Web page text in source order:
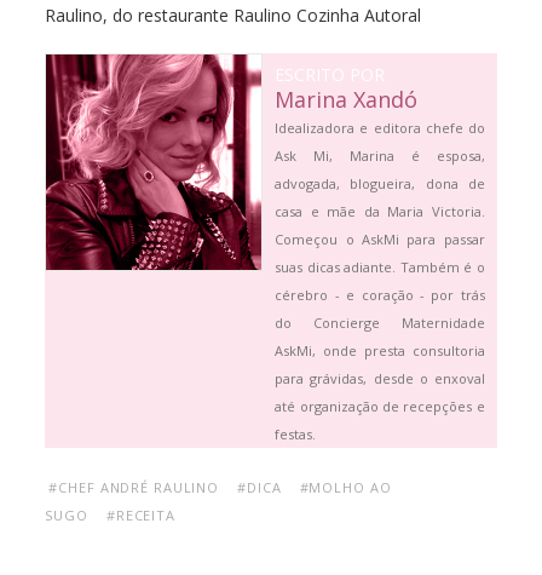
Raulino, do restaurante Raulino Cozinha Autoral
ESCRITO POR
Marina Xandó
Idealizadora e editora chefe do
Ask Mi, Marina é esposa,
advogada, blogueira, dona de
casa e mãe da Maria Victoria.
Começou o AskMi para passar
suas dicas adiante. Também é o
cérebro - e coração - por trás
do Concierge Maternidade
AskMi, onde presta consultoria
para grávidas, desde o enxoval
até organização de recepções e
festas.
#CHEF ANDRÉ RAULINO #DICA
#MOLHO AO
SUGO
#RECEITA